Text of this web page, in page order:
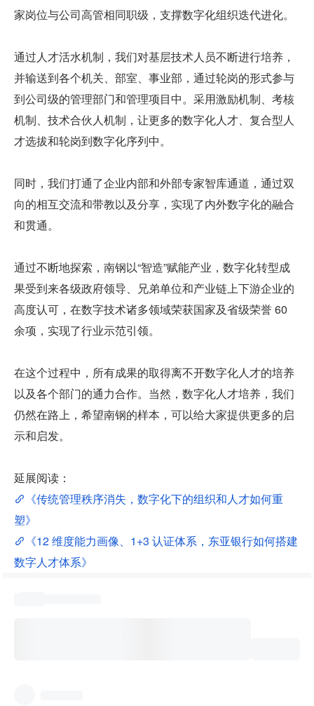
家岗位与公司高管相同职级，支撑数字化组织迭代进化。
通过人才活水机制，我们对基层技术人员不断进行培养，
并输送到各个机关、部室、事业部，通过轮岗的形式参与
到公司级的管理部门和管理项目中。采用激励机制、考核
机制、技术合伙人机制，让更多的数字化人才、复合型人
才选拔和轮岗到数字化序列中。
同时，我们打通了企业内部和外部专家智库通道，通过双
向的相互交流和带教以及分享，实现了内外数字化的融合
和贯通。
通过不断地探索，南钢以“智造”赋能产业，数字化转型成
果受到来各级政府领导、兄弟单位和产业链上下游企业的
高度认可，在数字技术诸多领域荣获国家及省级荣誉 60
余项，实现了行业示范引领。
在这个过程中，所有成果的取得离不开数字化人才的培养
以及各个部门的通力合作。当然，数字化人才培养，我们
仍然在路上，希望南钢的样本，可以给大家提供更多的启
示和启发。
延展阅读：
《传统管理秩序消失，数字化下的组织和人才如何重
塑》
《12 维度能力画像、1+3 认证体系，东亚银行如何搭建
数字人才体系》